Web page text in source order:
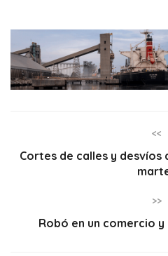
<<
Cortes de calles y
>>
Robó en un comercio